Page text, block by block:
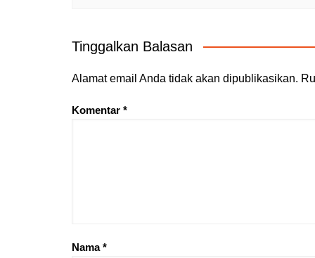
Tinggalkan Balasan
Alamat email Anda tidak akan dipublikasikan.
Komentar *
Nama*